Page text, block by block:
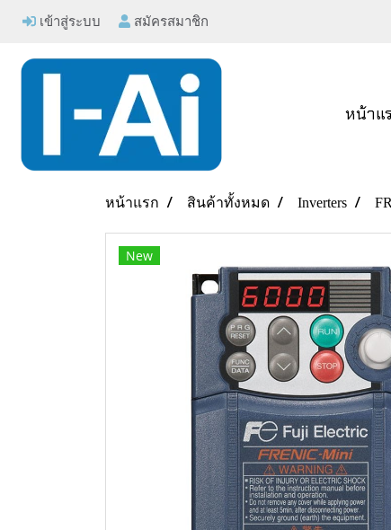
เข้าสู่ระบบ สมัครสมาชิก
หน้าแ
หน้าแรก สินค้าทั้งหมด Inverters
New